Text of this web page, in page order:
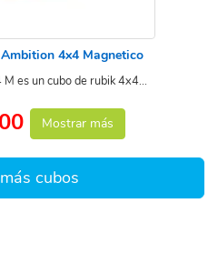
4x4 Magnetico
es un cubo de rubik 4x4...
Mostrar más
cubos